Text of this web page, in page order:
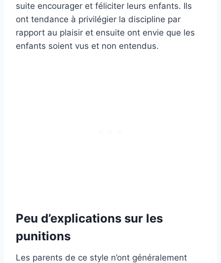
suite encourager et féliciter leurs enfants. Ils
ont tendance à privilégier la discipline par
rapport au plaisir et ensuite ont envie que les
enfants soient vus et non entendus.
Peu d’explications sur les
punitions
Les parents de ce style n’ont généralement